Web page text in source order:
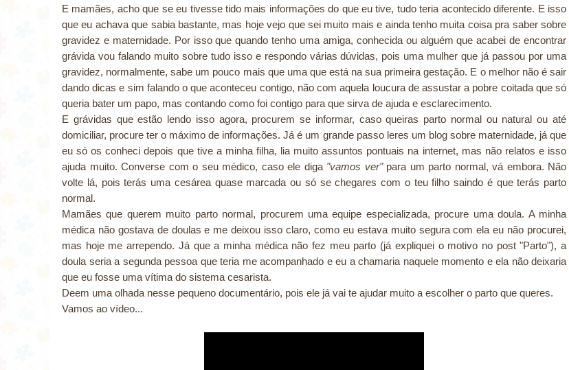
E mamães, acho que se eu tivesse tido mais informações do que eu tive, tudo teria acontecido diferente. E isso
que eu achava que sabia bastante, mas hoje vejo que sei muito mais e ainda tenho muita coisa pra saber sobre
gravidez e maternidade. Por isso que quando tenho uma amiga, conhecida ou alguém que acabei de encontrar
grávida vou falando muito sobre tudo isso e respondo várias dúvidas, pois uma mulher que já passou por uma
gravidez, normalmente, sabe um pouco mais que uma que está na sua primeira gestação. E o melhor não é sair
dando dicas e sim falando o que aconteceu contigo, não com aquela loucura de assustar a pobre coitada que só
queria bater um papo, mas contando como foi contigo para que sirva de ajuda e esclarecimento.
E grávidas que estão lendo isso agora, procurem se informar, caso queiras parto normal ou natural ou até
domiciliar, procure ter o máximo de informações. Já é um grande passo leres um blog sobre maternidade, já que
eu só os conheci depois que tive a minha filha, lia muito assuntos pontuais na internet, mas não relatos e isso
ajuda muito. Converse com o seu médico, caso ele diga "vamos ver"para um parto normal, vá embora. Não
volte lá, pois terás uma cesárea quase marcada ou só se chegares com o teu filho saindo é que terás parto
normal.
Mamães que querem muito parto normal, procurem uma equipe especializada, procure uma doula. A minha
médica não gostava de doulas e me deixou isso claro, como eu estava muito segura com ela eu não procurei,
mas hoje me arrependo. Já que a minha médica não fez meu parto (já expliquei o motivo no post "Parto"), a
doula seria a segunda pessoa que teria me acompanhado e eu a chamaria naquele momento e ela não deixaria
que eu fosse uma vítima do sistema cesarista.
Deem uma olhada nesse pequeno documentário, pois ele já vai te ajudar muito a escolher o parto que queres.
Vamos ao vídeo...